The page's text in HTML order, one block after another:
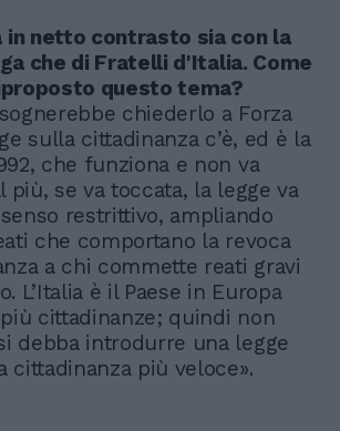
in netto contrasto sia con la
che di Fratelli d'Italia. Come
questo tema?
chiederlo a Forza
sulla cittadinanza c’è, ed è la
che funziona e non va
più, se va toccata, la legge va
restrittivo, ampliando
che comportano la revoca
a chi commette reati gravi
L’Italia è il Paese in Europa
cittadinanze; quindi non
debba introdurre una legge
cittadinanza più veloce».